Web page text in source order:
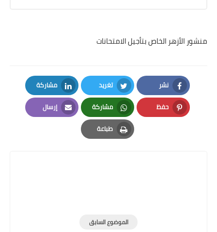
منشور الأزهر الخاص بتأجيل الامتحانات
نشر
Facebook
تغريد
Twitter
مشاركة
LinkedIn
حفظ
Pinterest
مشاركة
Whatsapp
إرسال
Email
طباعة
Print
الموضوع السابق